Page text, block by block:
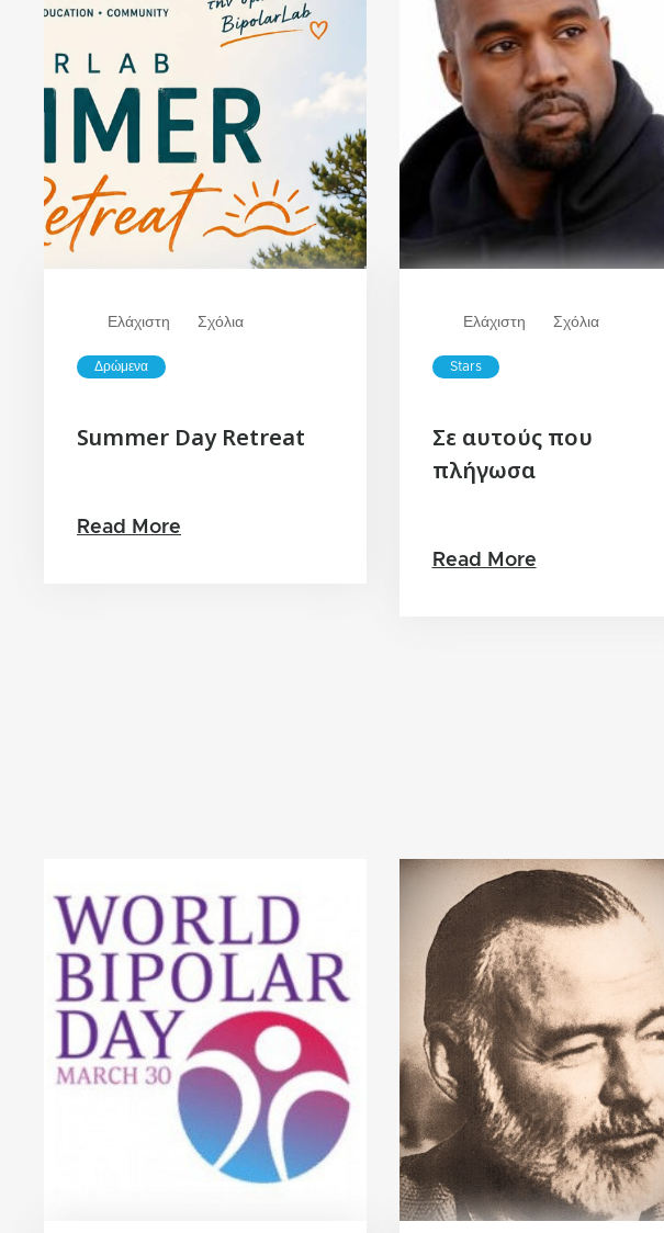
Ελάχιστη Σχόλια
Δρώμενα
Summer Day Retreat
Read More
Ελάχιστη Σχόλια
Stars
Σε αυτούς που
πλήγωσα
Read More